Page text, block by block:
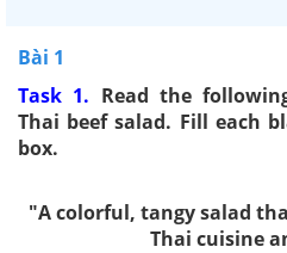
Bài 1
Task 1. Read the
Thai beef salad. Fill each
box.
"A colorful, tangy salad
Thai cuisine